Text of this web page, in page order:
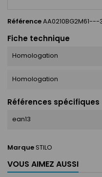
RéférenceAA0210BG2M61---
Fiche technique
Homologation
Homologation
Références spécifiques
ean13
Marque STILO
VOUS AIMEZ AUSSI